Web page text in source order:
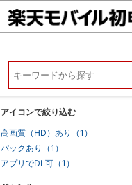
アイコンで絞り込む
高画質（HD）あり（1）
パックあり（1）
アプリでDL可（1）